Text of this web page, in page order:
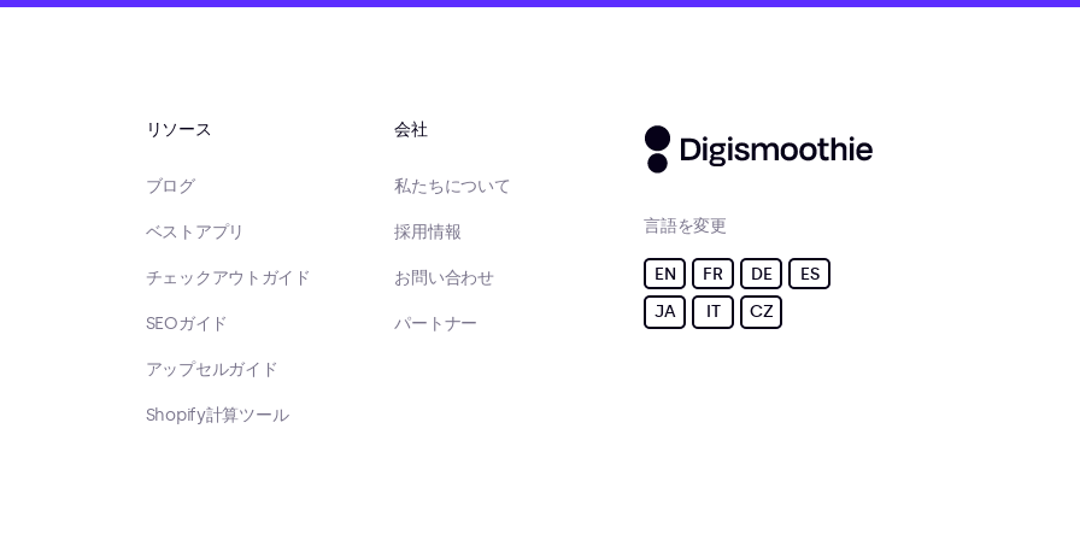
リソース
ブログ
ベストアプリ
チェックアウトガイド
SEOガイド
アップセルガイド
Shopify計算ツール
会社
私たちについて
採用情報
お問い合わせ
パートナー
言語を変更
EN FR DE
ES
JA
IT CZ